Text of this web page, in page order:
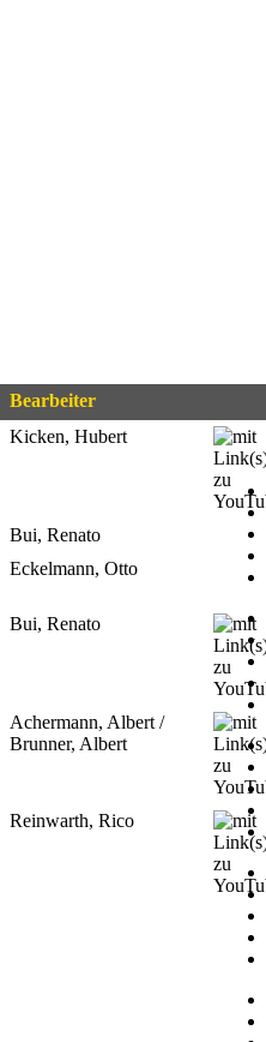
Bearbeiter
Kicken, Hubert
Bui, Renato
Eckelmann, Otto
Bui, Renato
Achermann, Albert /
Brunner, Albert
Reinwarth, Rico